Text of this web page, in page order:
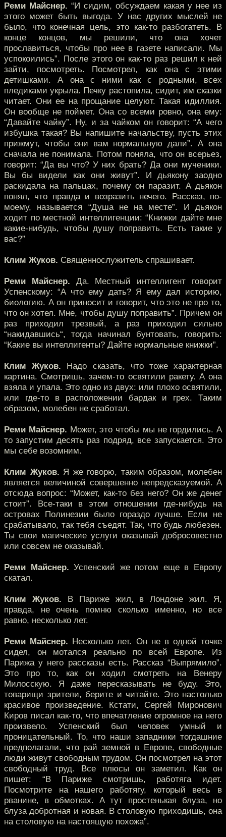
Реми Майснер. “И сидим, обсуждаем какая у нее из
этого может быть выгода. У нас других мыслей не
было, что конечная цель, это как-то разбогатеть. В
конце концов, мы решили, что она хочет
прославиться, чтобы про нее в газете написали. Мы
успокоились”. После этого он как-то раз решил к ней
зайти, посмотреть. Посмотрел, как она с этими
детишками. А она с ними как с родными, всех
пледиками укрыла. Печку растопила, сидит, им сказки
читает. Они ее на прощание целуют. Такая идиллия.
Он вообще не поймет. Она со всеми ровно, она ему:
“Давайте чайку”. Ну, и за чайком он говорит: “А чего
избушка такая? Вы напишите начальству, пусть этих
прижмут, чтобы они вам нормальную дали”. А она
сначала не понимала. Потом поняла, что он всерьез,
говорит: “Да вы что? У них брать? Да они мученики.
Вы бы видели как они живут”. И дьякону заодно
раскидала на пальцах, почему он паразит. А дьякон
понял, что правда и возразить нечего. Рассказ, по-
моему, называется “Душа не на месте”. И дьякон
ходит по местной интеллигенции: “Книжки дайте мне
какие-нибудь, чтобы душу поправить. Есть такие у
вас?”
Клим Жуков. Священнослужитель спрашивает.
Реми Майснер. Да. Местный интеллигент говорит
Успенскому: “А что ему дать? Я ему дал историю,
биологию. А он приносит и говорит, что это не про то,
что он хотел. Мне, чтобы душу поправить”. Причем он
раз приходил трезвый, а раз приходил сильно
“накидавшись“, тогда начинал бунтовать, говорить:
“Какие вы интеллигенты? Дайте нормальные книжки”.
Клим Жуков. Надо сказать, что тоже характерная
картина. Смотришь, зачем-то освятили ракету. А она
взяла и упала. Это одно из двух: или плохо освятили,
или где-то в расположении бардак и грех. Таким
образом, молебен не сработал.
Реми Майснер. Может, это чтобы мы не гордились. А
то запустим десять раз подряд, все запускается. Это
мы себе возомним.
Клим Жуков. Я же говорю, таким образом, молебен
является величиной совершенно непредсказуемой. А
отсюда вопрос: “Может, как-то без него? Он же денег
стоит”. Все-таки в этом отношении где-нибудь на
островах Полинезии было гораздо лучше. Если не
срабатывало, так тебя съедят. Так, что будь любезен.
Ты свои магические услуги оказывай добросовестно
или совсем не оказывай.
Реми Майснер. Успенский же потом еще в Европу
скатал.
Клим Жуков. В Париже жил, в Лондоне жил. Я,
правда, не очень помню сколько именно, но все
равно, несколько лет.
Реми Майснер. Несколько лет. Он не в одной точке
сидел, он мотался реально по всей Европе. Из
Парижа у него рассказы есть. Рассказ “Выпрямило”.
Это про то, как он ходил смотреть на Венеру
Милосскую. Я даже пересказывать не буду. Это,
товарищи зрители, берите и читайте. Это настолько
красивое произведение. Кстати, Сергей Миронович
Киров писал как-то, что впечатление огромное на него
произвело. Успенский был человек умный и
проницательный. То, что наши западники тогдашние
предполагали, что рай земной в Европе, свободные
люди живут свободным трудом. Он посмотрел на этот
свободный труд. Все плюсы он заметил. Как он
пишет: “В Париже смотришь, работяга идет.
Посмотрите на нашего работягу, который весь в
рванине, в обмотках. А тут простенькая блуза, но
блуза добротная и новая. В столовую приходишь, она
на столовую на настоящую похожа”.